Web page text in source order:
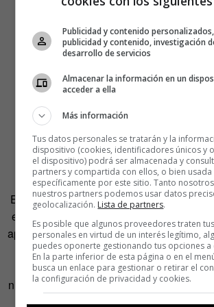
El educador Ken Robinson dio en 2006
en la que aseguraba que las prácticas
aplastan los talentos creativos de los
por buscar formas de estimularlos.
frase de Pablo Picasso, que aseguraba
niños nacen artistas, el problema es
crecen».
Publicidad y contenido
publicidad y contenido, investigación
desarrollo de servicios
Almacenar la información en un
acceder a ella
Más información
Tus datos personales se tratarán y la
dispositivo (cookies, identificadores únicos y
el dispositivo) podrá ser almacenada y
partners y compartida con ellos, o bien usada
específicamente por este sitio. Tanto
nuestros partners podemos usar datos
geolocalización. Lista de partners.
Es posible que algunos proveedores traten
personales en virtud de un interés legítimo,
puedes oponerte gestionando tus opciones a
En la parte inferior de esta página o en el
busca un enlace para gestionar o retirar el
la configuración de privacidad y cookies.